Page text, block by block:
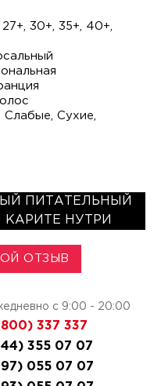
30+, 35+, 40+,
Сухие,
ПИТАТЕЛЬНЫЙ
НУТРИ
ОТЗЫВ
с 9:00 - 20:00
337 337
355 07 07
055 07 07